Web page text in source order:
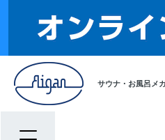
サウナ・お風呂メ